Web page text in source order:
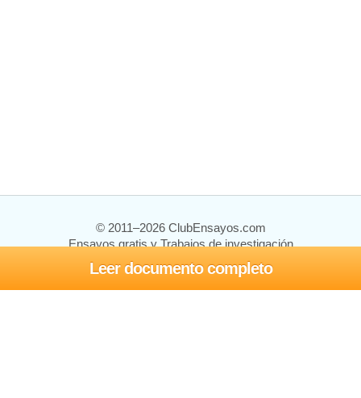
Leer documento completo
© 2011–2026 ClubEnsayos.com
Ensayos gratis y Trabajos de investigación